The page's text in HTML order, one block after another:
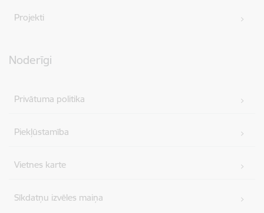
Projekti
Noderīgi
Privātuma politika
Piekļūstamība
Vietnes karte
Sīkdatņu izvēles maiņa